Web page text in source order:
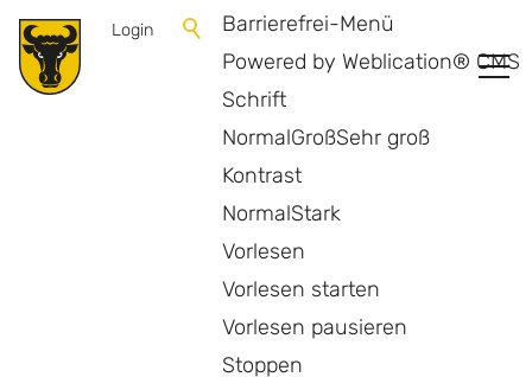
Barrierefrei-Menü
Powered by Weblication® CMS
Schrift
NormalGroßSehr groß
Kontrast
NormalStark
Vorlesen
Vorlesen starten
Vorlesen pausieren
Stoppen
Login